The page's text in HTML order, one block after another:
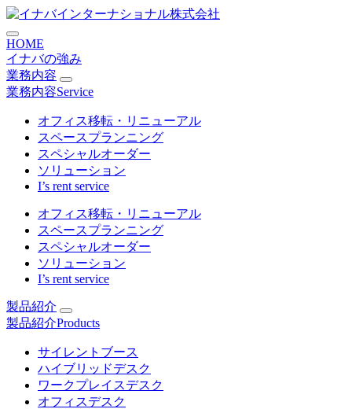
コ
ン
テ
ン
ツ
に
HOME
イナバの強み
業務内容
業務内容Service
オフィス移転・リニューアル
スペースプランニング
スペシャルオーダー
ソリューション
I’s rent service
オフィス移転・リニューアル
スペースプランニング
スペシャルオーダー
ソリューション
I’s rent service
製品紹介
製品紹介Products
サイレントブース
ハイブリッドデスク
ワークプレイスデスク
オフィスデスク